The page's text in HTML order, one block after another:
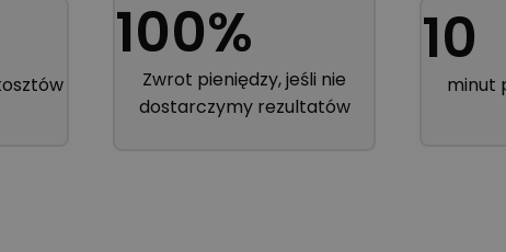
100%
Zwrot pieniędzy, jeśli nie
dostarczymy rezultatów
10
minut